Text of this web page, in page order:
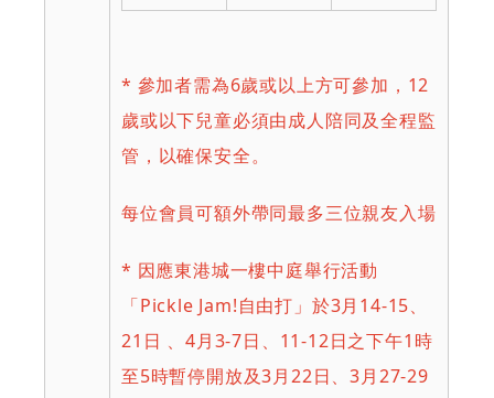
* 參加者需為6歲或以上方可參加，12
歲或以下兒童必須由成人陪同及全程監
管，以確保安全。
每位會員可額外帶同最多三位親友入場
* 因應東港城一樓中庭舉行活動
「Pickle Jam!自由打」於3月14-15、
21日 、4月3-7日、11-12日之下午1時
至5時暫停開放及3月22日、3月27-29